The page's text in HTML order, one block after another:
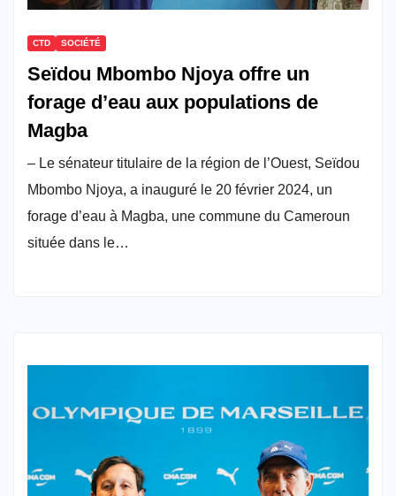
CTD SOCIÉTÉ
Seïdou Mbombo Njoya offre un
forage d’eau aux populations de
Magba
– Le sénateur titulaire de la région de l’Ouest, Seïdou
Mbombo Njoya, a inauguré le 20 février 2024, un
forage d’eau à Magba, une commune du Cameroun
située dans le…